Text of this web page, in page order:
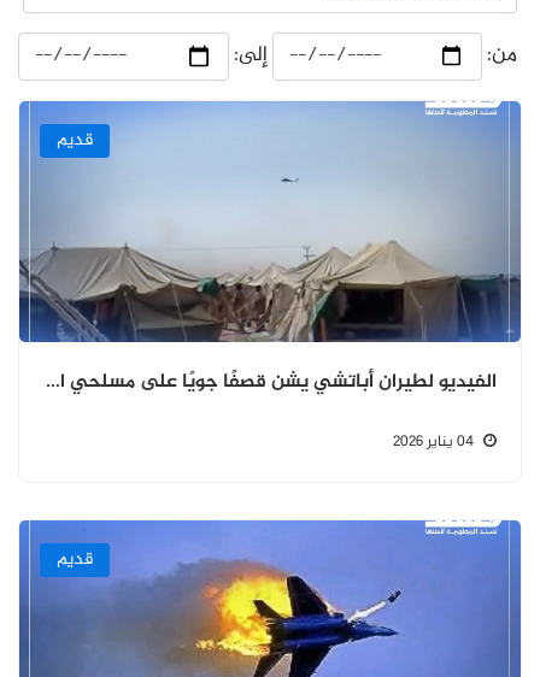
من: إلى:
قديم
الفيديو لطيران أباتشي يشن قصفًا جويًا على مسلحي الانتقالي قديم
قديم